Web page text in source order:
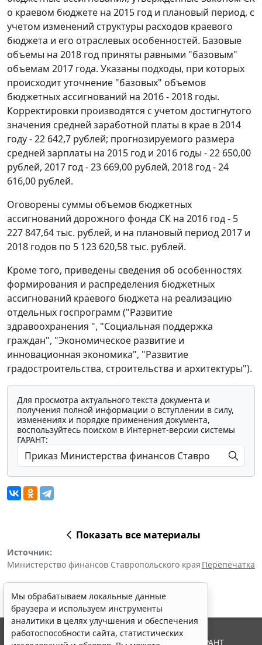
о краевом бюджете на 2015 год и плановый период, с
учетом изменений структуры расходов краевого
бюджета и его отраслевых особенностей. Базовые
объемы на 2018 год приняты равными "базовым"
объемам 2017 года. Указаны подходы, при которых
происходит уточнение "базовых" объемов
бюджетных ассигнований на 2016 - 2018 годы.
Корректировки производятся с учетом достигнутого
значения средней заработной платы в крае в 2014
году - 22 642,7 рублей; прогнозируемого размера
средней зарплаты на 2015 год и 2016 годы - 22 650,00
рублей, 2017 год - 23 669,00 рублей, 2018 год - 24
616,00 рублей.
Оговорены суммы объемов бюджетных
ассигнований дорожного фонда СК на 2016 год - 5
227 847,64 тыс. рублей, и на плановый период 2017 и
2018 годов по 5 123 620,58 тыс. рублей.
Кроме того, приведены сведения об особенностях
формирования и распределения бюджетных
ассигнований краевого бюджета на реализацию
отдельных госпрограмм ("Развитие
здравоохранения ", "Социальная поддержка
граждан", "Экономическое развитие и
инновационная экономика", "Развитие
градостроительства, строительства и архитектуры").
Для просмотра актуального текста документа и
получения полной информации о вступлении в силу,
изменениях и порядке применения документа,
воспользуйтесь поиском в Интернет-версии системы
ГАРАНТ:
Показать все материалы
Источник:
Министерство финансов Ставропольского края Перепечатка
Мы обрабатываем локальные данные
браузера и используем инструменты
аналитики в целях улучшения и обеспечения
работоспособности сайта, статистических
© ООО "НПП "ГАРАНТ-СЕРВИС", 2026. Система ГАРАНТ